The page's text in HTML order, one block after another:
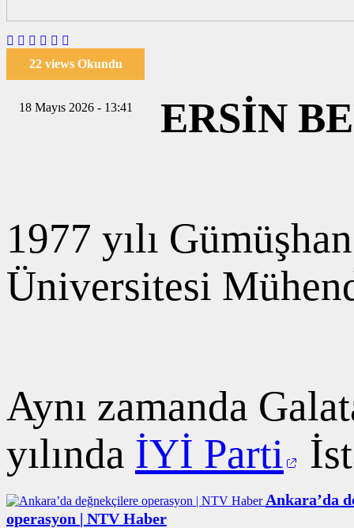
22 views Okundu
18 Mayıs 2026 - 13:41 ERSİN
1977 yılı
Üniversitesi
Aynı zamanda
yılında İYİ Parti
Ankara’da
operasyon | NTV Haber